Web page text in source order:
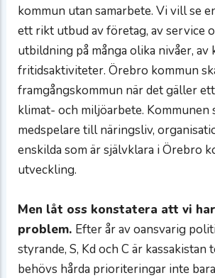
kommun utan samarbete. Vi vill se
ett rikt utbud av företag, av service
utbildning på många olika nivåer,
fritidsaktiviteter. Örebro kommun
framgångskommun när det gäller
klimat- och miljöarbete. Kommunen
medspelare till näringsliv,
enskilda som är självklara i Örebro
utveckling.
Men låt oss konstatera att vi
problem. Efter år av oansvarig
styrande, S, Kd och C är kassakistan
behövs hårda prioriteringar inte